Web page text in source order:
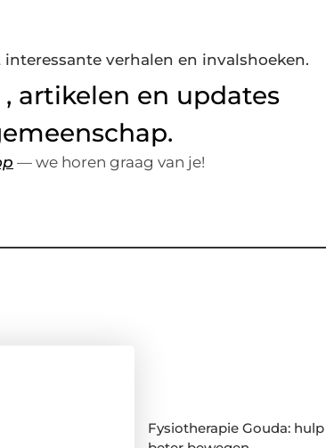
verhalen en invalshoeken.
, artikelen en updates
— we horen graag van je!
Fysiotherapie Gouda: